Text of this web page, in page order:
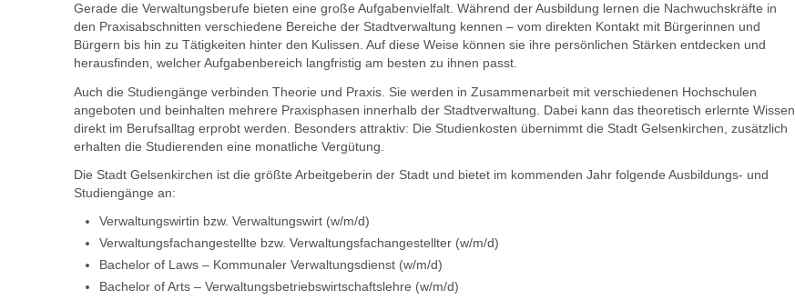
Gerade die Verwaltungsberufe bieten eine große Aufgabenvielfalt. Während der Ausbildung lernen die Nachwuchskräfte in
den Praxisabschnitten verschiedene Bereiche der Stadtverwaltung kennen – vom direkten Kontakt mit Bürgerinnen und
Bürgern bis hin zu Tätigkeiten hinter den Kulissen. Auf diese Weise können sie ihre persönlichen Stärken entdecken und
herausfinden, welcher Aufgabenbereich langfristig am besten zu ihnen passt.
Auch die Studiengänge verbinden Theorie und Praxis. Sie werden in Zusammenarbeit mit verschiedenen Hochschulen
angeboten und beinhalten mehrere Praxisphasen innerhalb der Stadtverwaltung. Dabei kann das theoretisch erlernte Wissen
direkt im Berufsalltag erprobt werden. Besonders attraktiv: Die Studienkosten übernimmt die Stadt Gelsenkirchen, zusätzlich
erhalten die Studierenden eine monatliche Vergütung.
Die Stadt Gelsenkirchen ist die größte Arbeitgeberin der Stadt und bietet im kommenden Jahr folgende Ausbildungs- und
Studiengänge an:
Verwaltungswirtin bzw. Verwaltungswirt (w/m/d)
Verwaltungsfachangestellte bzw. Verwaltungsfachangestellter (w/m/d)
Bachelor of Laws – Kommunaler Verwaltungsdienst (w/m/d)
Bachelor of Arts – Verwaltungsbetriebswirtschaftslehre (w/m/d)